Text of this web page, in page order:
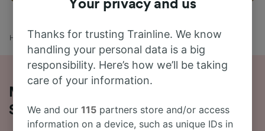
Hjem Togtider Biarritz til Santiago de Compostela
Mer om reisen med tog fra Biarritz til
Santiago de Compostela
Your privacy and us
Thanks for trusting Trainline. We know
handling your personal data is a big
responsibility. Here’s how we’ll be taking
care of your information.
We and our115 partners store and/or access
information on a device, such as unique IDs in